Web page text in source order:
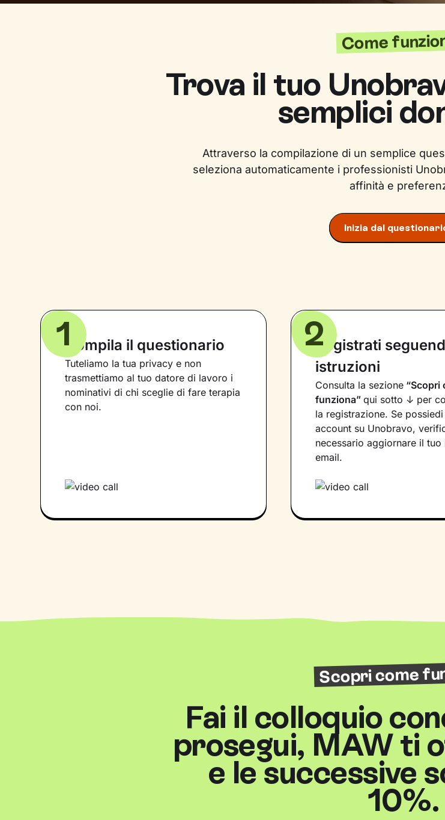
Come
Trova il tuo
semplici
Attraverso la compilazione di un semplice
seleziona automaticamente i professionisti
affinità e
Inizia dal
Compila il questionario
Tuteliamo la tua privacy e non
trasmettiamo al tuo datore di lavoro i
nominativi di chi sceglie di fare terapia
con noi.
1
Registrati
istruzioni
Consulta la sezione“Scopri
funziona” qui sotto ↓ per
la registrazione. Se
account su Unobravo,
necessario aggiornare il
email.
2
Scopri come
Fai il colloquio
prosegui, MAW ti
e le successive
10%.